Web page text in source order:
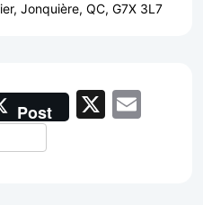
Jonquière, QC, G7X 3L7
Post X